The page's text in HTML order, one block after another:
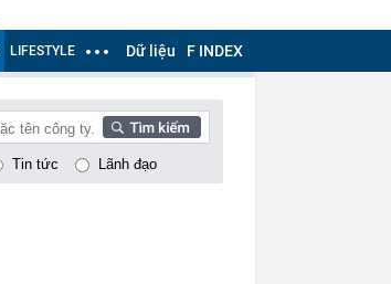
LIFESTYLE Dữ liệu F INDEX
Tin tức Lãnh đạo